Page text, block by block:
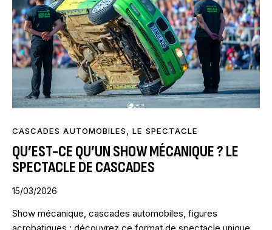
CASCADES AUTOMOBILES ,LE SPECTACLE
QU’EST-CE QU’UN SHOW MÉCANIQUE ? LE
SPECTACLE DE CASCADES
15/03/2026
Show mécanique, cascades automobiles, figures